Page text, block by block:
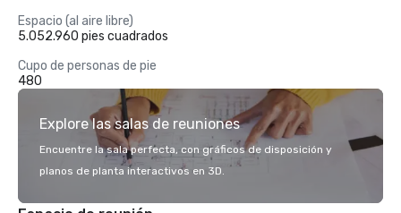
Espacio (al aire libre)
5.052.960 pies cuadrados
Cupo de personas de pie
480
Explore las salas de reuniones
Encuentre la sala perfecta, con gráficos de disposición y
planos de planta interactivos en 3D.